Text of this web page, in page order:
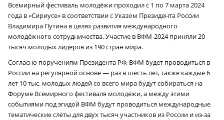
Всемирный фестиваль молодёжи проходил с 1 по 7 марта 2024
года в «Сириусе» в соответствии с Указом Президента России
Владимира Путина в целях развития международного
молодёжного сотрудничества. Участие в ВФМ-2024 приняли 20
тысяч молодых лидеров из 190 стран мира.
Согласно поручениям Президента РФ, ВФМ будет проводиться в
России на регулярной основе — раз в шесть лет, также каждые 6
лет 10 тыс. молодых людей со всего мира будут собираться на
Форуме Всемирного фестиваля молодёжи, а между этими
событиями под эгидой ВФМ будут проводиться международные
тематические слёты для двух тысяч участников из России и из-за